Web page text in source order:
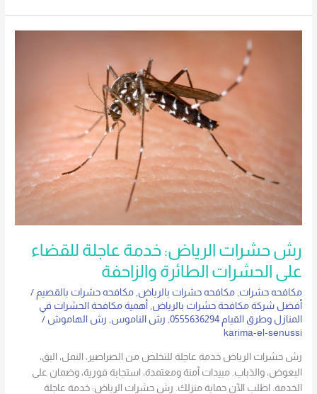
رش حشرات الرياض: خدمة عاجلة للقضاء
على الحشرات الطائرة والزاحفة
مكافحه حشرات,مكافحه حشرات بالرياض,مكافحه حشرات بالقصيم /
أفضل شركة مكافحة حشرات بالرياض, أهمية مكافحة الحشرات في
المنازل وطرق القيام 0555636294
, رش الناموس, رش الهاموش /
karima-el-senussi
رش حشرات الرياض خدمة عاجلة للتخلص من الصراصير، النمل، البق،
البعوض، والذباب. مبيدات آمنة ومعتمدة، استجابة فورية، وضمان على
الخدمة. اطلب الآن حماية منزلك. رش حشرات الرياض: خدمة عاجلة